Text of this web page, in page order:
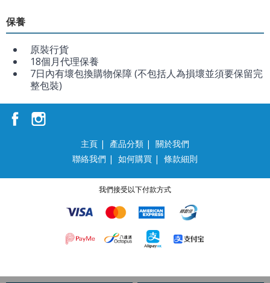
保養
原裝行貨
18個月代理保養
7日內有壞包換購物保障 (不包括人為損壞並須要保留完
整包裝)
主頁 | 產品分類 | 關於我們
聯絡我們 | 如何購買 | 條款細則
我們接受以下付款方式